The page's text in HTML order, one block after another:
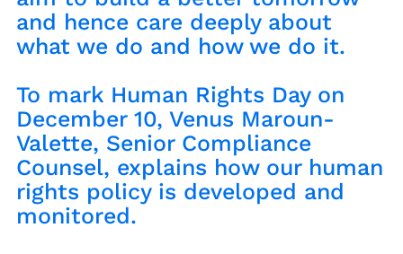
and hence care deeply about
what we do and how we do it.
To mark Human Rights Day on
December 10, Venus Maroun-
Valette, Senior Compliance
Counsel, explains how our human
rights policy is developed and
monitored.